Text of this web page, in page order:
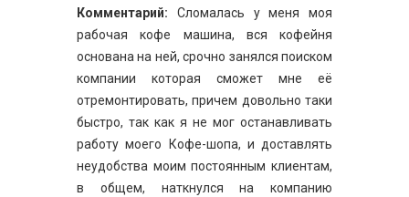
Комментарий: Сломалась у меня моя
рабочая кофе машина, вся кофейня
основана на ней, срочно занялся поиском
компании которая сможет мне её
отремонтировать, причем довольно таки
быстро, так как я не мог останавливать
работу моего Кофе-шопа, и доставлять
неудобства моим постоянным клиентам,
в общем, наткнулся на компанию